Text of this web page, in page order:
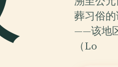
葬习俗
——该地
（Lo